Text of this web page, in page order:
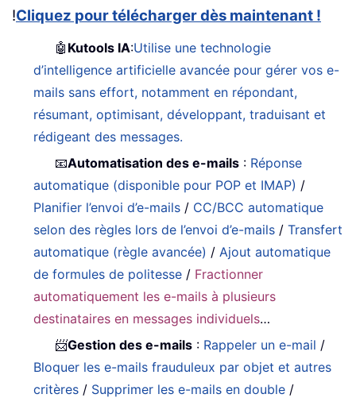
!Cliquez pour télécharger dès maintenant !
🤖 Kutools IA:Utilise une technologie
d’intelligence artificielle avancée pour gérer vos e-
mails sans effort, notamment en répondant,
résumant, optimisant, développant, traduisant et
rédigeant des messages.
📧Automatisation des e-mails : Réponse
automatique (disponible pour POP et IMAP) /
Planifier l’envoi d’e-mails / CC/BCC automatique
selon des règles lors de l’envoi d’e-mails /Transfert
automatique (règle avancée) / Ajout automatique
de formules de politesse / Fractionner
automatiquement les e-mails à plusieurs
destinataires en messages individuels…
📨Gestion des e-mails : Rappeler un e-mail /
Bloquer les e-mails frauduleux par objet et autres
critères / Supprimer les e-mails en double /